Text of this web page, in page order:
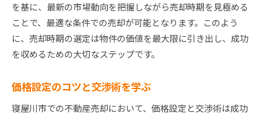
を基に、最新の市場動向を把握しながら売却時期を見極める
ことで、最適な条件での売却が可能となります。このよう
に、売却時期の選定は物件の価値を最大限に引き出し、成功
を収めるための大切なステップです。
価格設定のコツと交渉術を学ぶ
寝屋川市での不動産売却において、価格設定と交渉術は成功